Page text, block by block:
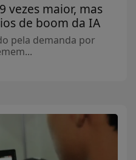
vezes maior, mas
de boom da IA
pela demanda por